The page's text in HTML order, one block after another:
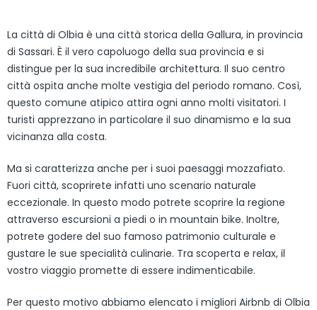
La città di Olbia è una città storica della Gallura, in provincia
di Sassari. È il vero capoluogo della sua provincia e si
distingue per la sua incredibile architettura. Il suo centro
città ospita anche molte vestigia del periodo romano. Così,
questo comune atipico attira ogni anno molti visitatori. I
turisti apprezzano in particolare il suo dinamismo e la sua
vicinanza alla costa.
Ma si caratterizza anche per i suoi paesaggi mozzafiato.
Fuori città, scoprirete infatti uno scenario naturale
eccezionale. In questo modo potrete scoprire la regione
attraverso escursioni a piedi o in mountain bike. Inoltre,
potrete godere del suo famoso patrimonio culturale e
gustare le sue specialità culinarie. Tra scoperta e relax, il
vostro viaggio promette di essere indimenticabile.
Per questo motivo abbiamo elencato i migliori Airbnb di Olbia